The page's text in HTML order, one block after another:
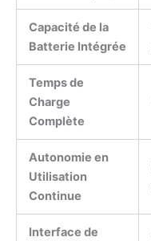
Capacité de la
Batterie Intégrée
Temps de
Charge
Complète
Autonomie en
Utilisation
Continue
Interface de